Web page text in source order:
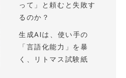
って」と頼むと失敗す
るのか？
生成AIは、使い手の
「言語化能力」を暴
く、リトマス試験紙